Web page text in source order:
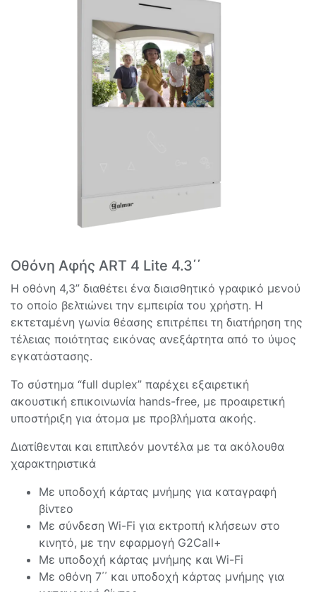
Οθόνη Αφής ART 4 Lite 4.3΄΄
Η οθόνη 4,3” διαθέτει ένα διαισθητικό γραφικό μενού
το οποίο βελτιώνει την εμπειρία του χρήστη. Η
εκτεταμένη γωνία θέασης επιτρέπει τη διατήρηση της
τέλειας ποιότητας εικόνας ανεξάρτητα από το ύψος
εγκατάστασης.
Το σύστημα “full duplex” παρέχει εξαιρετική
ακουστική επικοινωνία hands-free, με προαιρετική
υποστήριξη για άτομα με προβλήματα ακοής.
Διατίθενται και επιπλεόν μοντέλα με τα ακόλουθα
χαρακτηριστικά
Με υποδοχή κάρτας μνήμης για καταγραφή
βίντεο
Με σύνδεση Wi-Fi για εκτροπή κλήσεων στο
κινητό, με την εφαρμογή G2Call+
Με υποδοχή κάρτας μνήμης και Wi-Fi
Με οθόνη 7΄΄ και υποδοχή κάρτας μνήμης για